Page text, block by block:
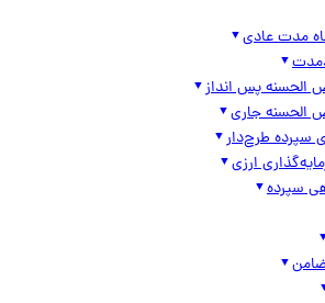
مدت عادی
پس انداز
الحسنه جاری
طرح‌دار
ارزی
سپرده